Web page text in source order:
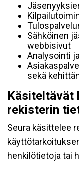
Sähköinen
webbisivut
Analysointi
sekä
Käsiteltävät
rekisterin
Seura käsittelee
henkilötietoja tai